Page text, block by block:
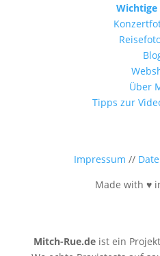
Wichtige
Über
Tipps zur
Impressum //
Made with ♥
Mitch-Rue.de ist ein